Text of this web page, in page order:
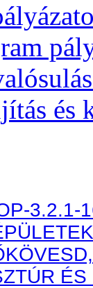
és
3.2.1-